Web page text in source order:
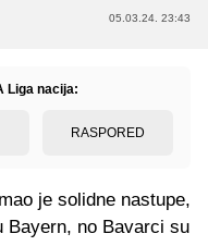
05.03.24. 23:43
Liga nacija:
RASPORED
je solidne nastupe,
Bayern, no Bavarci su